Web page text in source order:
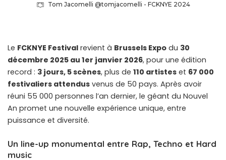
Tom Jacomelli @tomjacomelli - FCKNYE 2024
Le FCKNYE Festival revient à Brussels Expo du 30
décembre 2025 au 1er janvier 2026, pour une édition
record : 3 jours, 5 scènes, plus de 110 artistes et 67 000
festivaliers attendus venus de 50 pays. Après avoir
réuni 55 000 personnes l’an dernier, le géant du Nouvel
An promet une nouvelle expérience unique, entre
puissance et diversité.
Un line-up monumental entre Rap, Techno et Hard
music